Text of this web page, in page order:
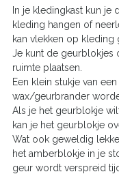
In je kledingkast kun je
kleding hangen of
kan vlekken op kleding
Je kunt de geurblokjes
ruimte plaatsen.
Een klein stukje van
wax/geurbrander
Als je het geurblokje
kan je het geurblokje
Wat ook geweldig
het amberblokje in je
geur wordt verspreid